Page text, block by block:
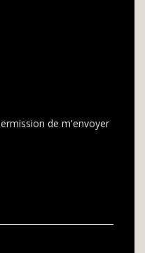
de m'envoyer